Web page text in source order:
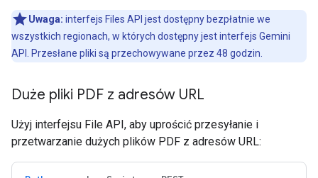
Uwaga: interfejs Files API jest dostępny bezpłatnie we
wszystkich regionach, w których dostępny jest interfejs Gemini
API. Przesłane pliki są przechowywane przez 48 godzin.
Duże pliki PDF z adresów URL
Użyj interfejsu File API, aby uprościć przesyłanie i
przetwarzanie dużych plików PDF z adresów URL: